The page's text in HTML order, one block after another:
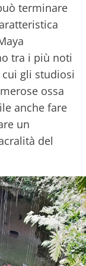
terminare
tra i più noti
cui gli studiosi
ossa
anche fare
un
del